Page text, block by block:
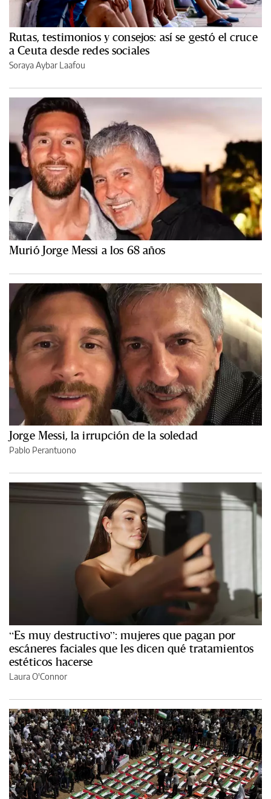
Rutas, testimonios y consejos: así se gestó el cruce
a Ceuta desde redes sociales
Soraya Aybar Laafou
Murió Jorge Messi a los 68 años
Jorge Messi, la irrupción de la soledad
Pablo Perantuono
“Es muy destructivo”: mujeres que pagan por
escáneres faciales que les dicen qué tratamientos
estéticos hacerse
Laura O'Connor